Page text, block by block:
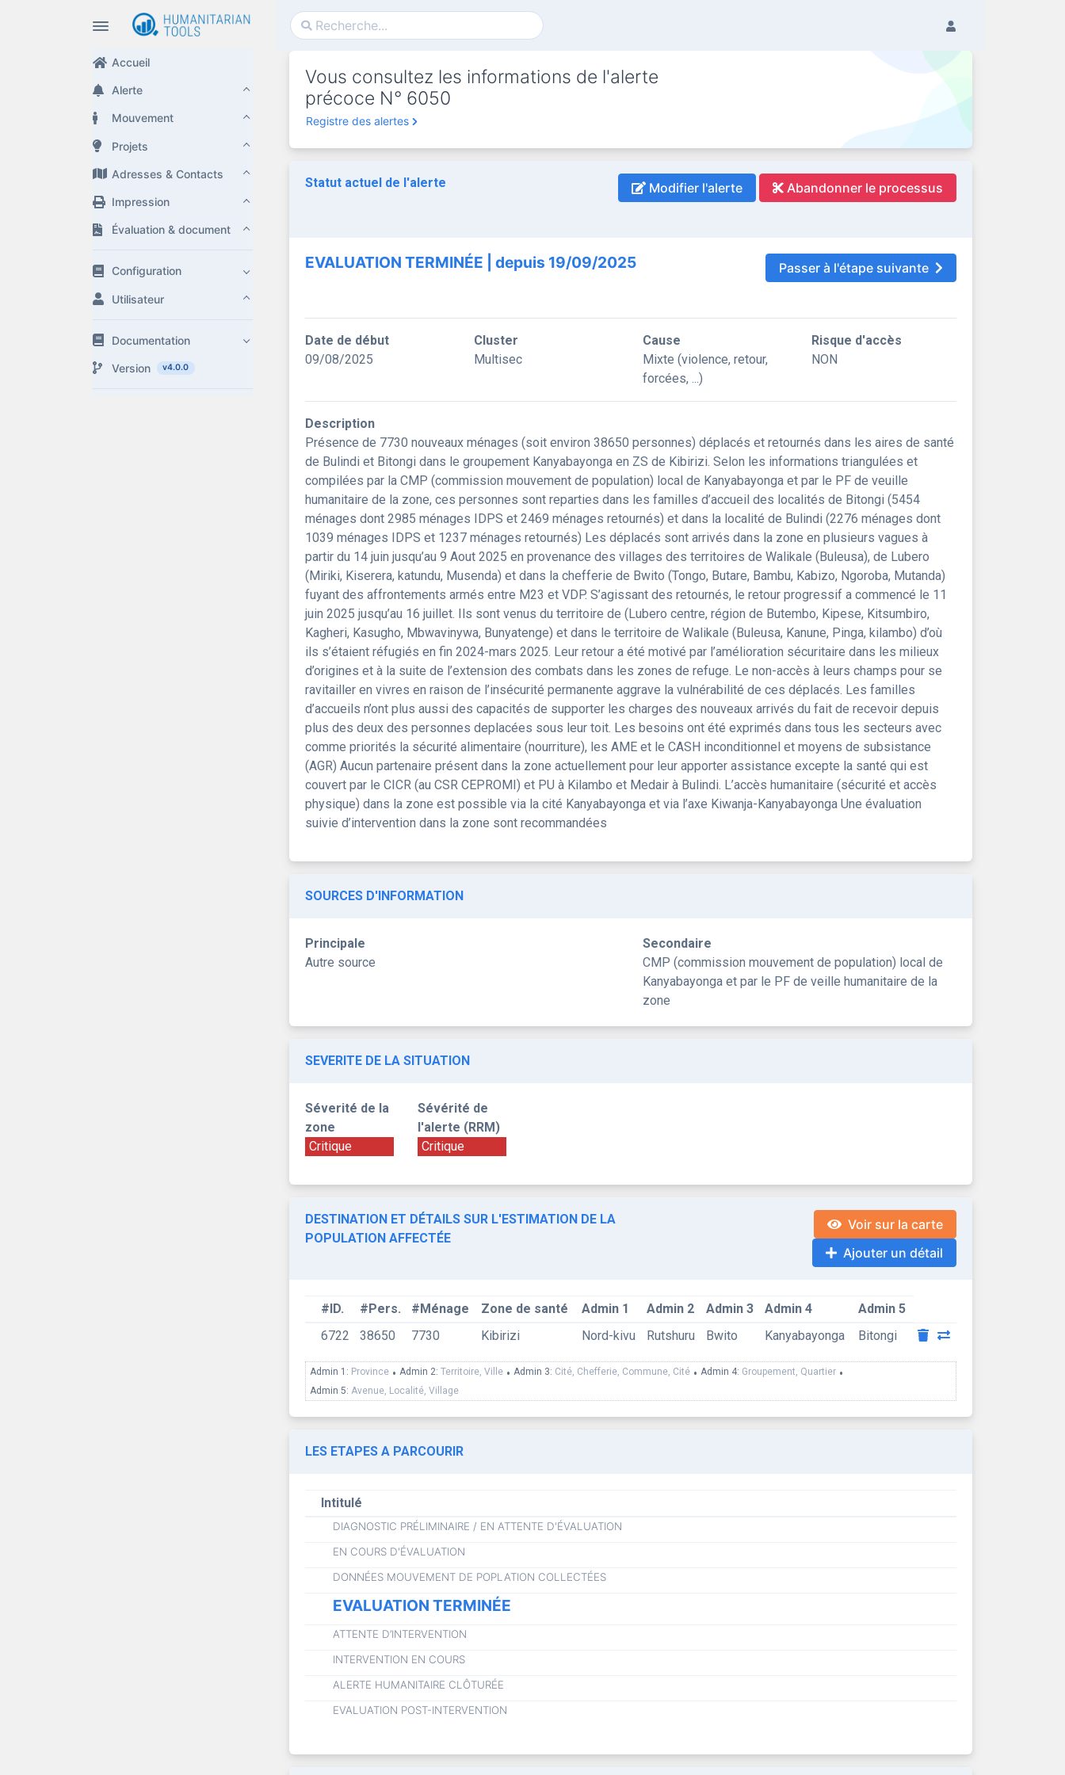
Accueil
Alerte
Mouvement
Projets
Adresses & Contacts
Impression
Évaluation & document
Configuration
Utilisateur
Documentation
Version v4.0.0
Vous consultez les informations de l'alerte
précoce N° 6050
Registre des alertes
Statut actuel de l'alerte Modifier l'alerte Abandonner le processus
EVALUATION TERMINÉE | depuis 19/09/2025 Passer à l'étape suivante
Date de début
09/08/2025
Cluster
Multisec
Cause
Mixte (violence, retour,
forcées, ...)
Risque d'accès
NON
Description
Présence de 7730 nouveaux ménages (soit environ 38650 personnes) déplacés et retournés dans les aires de santé
de Bulindi et Bitongi dans le groupement Kanyabayonga en ZS de Kibirizi. Selon les informations triangulées et
compilées par la CMP (commission mouvement de population) local de Kanyabayonga et par le PF de veuille
humanitaire de la zone, ces personnes sont reparties dans les familles d’accueil des localités de Bitongi (5454
ménages dont 2985 ménages IDPS et 2469 ménages retournés) et dans la localité de Bulindi (2276 ménages dont
1039 ménages IDPS et 1237 ménages retournés) Les déplacés sont arrivés dans la zone en plusieurs vagues à
partir du 14 juin jusqu’au 9 Aout 2025 en provenance des villages des territoires de Walikale (Buleusa), de Lubero
(Miriki, Kiserera, katundu, Musenda) et dans la chefferie de Bwito (Tongo, Butare, Bambu, Kabizo, Ngoroba, Mutanda)
fuyant des affrontements armés entre M23 et VDP. S’agissant des retournés, le retour progressif a commencé le 11
juin 2025 jusqu’au 16 juillet. Ils sont venus du territoire de (Lubero centre, région de Butembo, Kipese, Kitsumbiro,
Kagheri, Kasugho, Mbwavinywa, Bunyatenge) et dans le territoire de Walikale (Buleusa, Kanune, Pinga, kilambo) d’où
ils s’étaient réfugiés en fin 2024-mars 2025. Leur retour a été motivé par l’amélioration sécuritaire dans les milieux
d’origines et à la suite de l’extension des combats dans les zones de refuge. Le non-accès à leurs champs pour se
ravitailler en vivres en raison de l’insécurité permanente aggrave la vulnérabilité de ces déplacés. Les familles
d’accueils n’ont plus aussi des capacités de supporter les charges des nouveaux arrivés du fait de recevoir depuis
plus des deux des personnes deplacées sous leur toit. Les besoins ont été exprimés dans tous les secteurs avec
comme priorités la sécurité alimentaire (nourriture), les AME et le CASH inconditionnel et moyens de subsistance
(AGR) Aucun partenaire présent dans la zone actuellement pour leur apporter assistance excepte la santé qui est
couvert par le CICR (au CSR CEPROMI) et PU à Kilambo et Medair à Bulindi. L’accès humanitaire (sécurité et accès
physique) dans la zone est possible via la cité Kanyabayonga et via l’axe Kiwanja-Kanyabayonga Une évaluation
suivie d’intervention dans la zone sont recommandées
SOURCES D'INFORMATION
Principale
Autre source
Secondaire
CMP (commission mouvement de population) local de
Kanyabayonga et par le PF de veille humanitaire de la
zone
SEVERITE DE LA SITUATION
Séverité de la
zone
Critique
Sévérité de
l'alerte (RRM)
Critique
DESTINATION ET DÉTAILS SUR L'ESTIMATION DE LA
POPULATION AFFECTÉE
Voir sur la carte
Ajouter un détail
#ID. #Pers. #Ménage Zone de santé Admin 1 Admin 2 Admin 3 Admin 4
Admin 5
6722
38650 7730 Kibirizi Nord-kivu Rutshuru Bwito Kanyabayonga Bitongi
Admin 1: Province • Admin 2: Territoire, Ville • Admin 3: Cité, Chefferie, Commune, Cité • Admin 4: Groupement, Quartier •
Admin 5: Avenue, Localité, Village
LES ETAPES A PARCOURIR
Intitulé
DIAGNOSTIC PRÉLIMINAIRE / EN ATTENTE D'ÉVALUATION
EN COURS D'ÉVALUATION
DONNÉES MOUVEMENT DE POPLATION COLLECTÉES
EVALUATION TERMINÉE
ATTENTE D’INTERVENTION
INTERVENTION EN COURS
ALERTE HUMANITAIRE CLÔTURÉE
EVALUATION POST-INTERVENTION